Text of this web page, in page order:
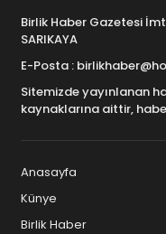
Birlik Haber Gazetesi
SARIKAYA
E-Posta :
Sitemizde yayınlanan
kaynaklarına aittir,
Anasayfa
Künye
Birlik Haber